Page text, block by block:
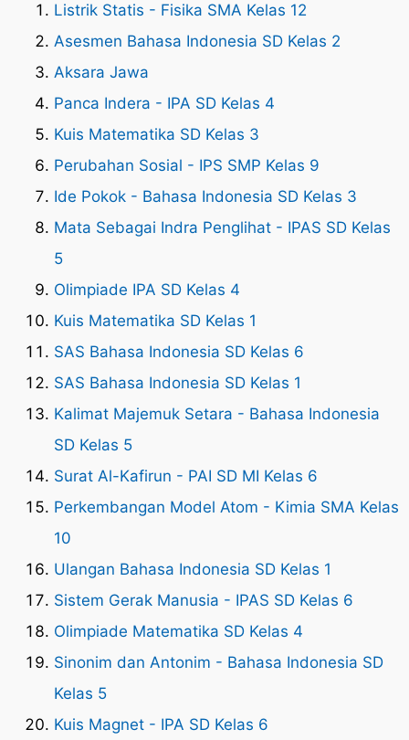
Listrik Statis - Fisika SMA Kelas 12
Asesmen Bahasa Indonesia SD Kelas 2
Aksara Jawa
Panca Indera - IPA SD Kelas 4
Kuis Matematika SD Kelas 3
Perubahan Sosial - IPS SMP Kelas 9
Ide Pokok - Bahasa Indonesia SD Kelas 3
Mata Sebagai Indra Penglihat - IPAS SD Kelas
5
Olimpiade IPA SD Kelas 4
Kuis Matematika SD Kelas 1
SAS Bahasa Indonesia SD Kelas 6
SAS Bahasa Indonesia SD Kelas 1
Kalimat Majemuk Setara - Bahasa Indonesia
SD Kelas 5
Surat Al-Kafirun - PAI SD MI Kelas 6
Perkembangan Model Atom - Kimia SMA Kelas
10
Ulangan Bahasa Indonesia SD Kelas 1
Sistem Gerak Manusia - IPAS SD Kelas 6
Olimpiade Matematika SD Kelas 4
Sinonim dan Antonim - Bahasa Indonesia SD
Kelas 5
Kuis Magnet - IPA SD Kelas 6